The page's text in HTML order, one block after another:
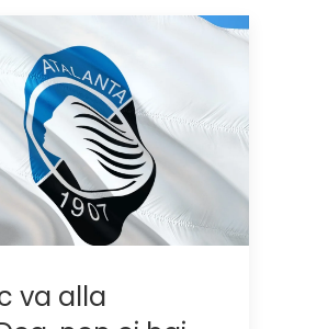
va alla